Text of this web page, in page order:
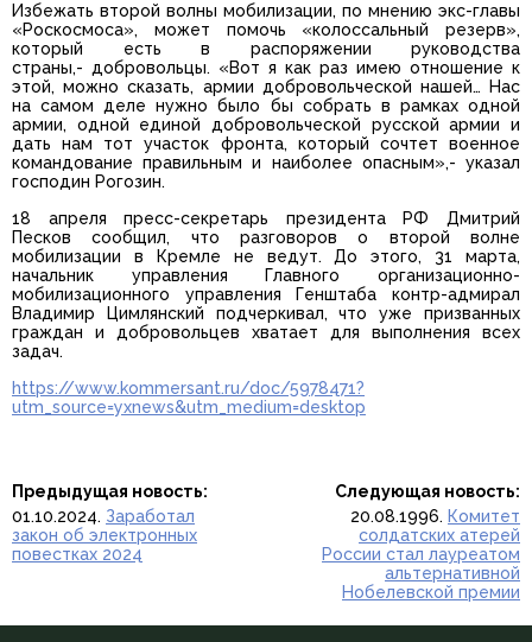
Избежать второй волны мобилизации, по мнению экс-главы
«Роскосмоса», может помочь «колоссальный резерв»,
который есть в распоряжении руководства
страны,- добровольцы. «Вот я как раз имею отношение к
этой, можно сказать, армии добровольческой нашей… Нас
на самом деле нужно было бы собрать в рамках одной
армии, одной единой добровольческой русской армии и
дать нам тот участок фронта, который сочтет военное
командование правильным и наиболее опасным»,- указал
господин Рогозин.
18 апреля пресс-секретарь президента РФ Дмитрий
Песков сообщил, что разговоров о второй волне
мобилизации в Кремле не ведут. До этого, 31 марта,
начальник управления Главного организационно-
мобилизационного управления Генштаба контр-адмирал
Владимир Цимлянский подчеркивал, что уже призванных
граждан и добровольцев хватает для выполнения всех
задач.
https://www.kommersant.ru/doc/5978471?
utm_source=yxnews&utm_medium=desktop
Предыдущая новость:
01.10.2024. Заработал
закон об электронных
повестках 2024
Следующая новость:
20.08.1996. Комитет
солдатских атерей
России стал лауреатом
альтернативной
Нобелевской премии